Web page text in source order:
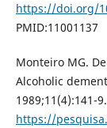
https://doi.org/
PMID:11001137
Monteiro MG.
Alcoholic
1989;11(4):141-9.
https://